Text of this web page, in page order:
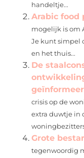
handeltje...
Arabic food
mogelijk is om
Je kunt simpel
en het thuis...
De
crisis op de
extra duwtje in
Grote
tegenwoordig